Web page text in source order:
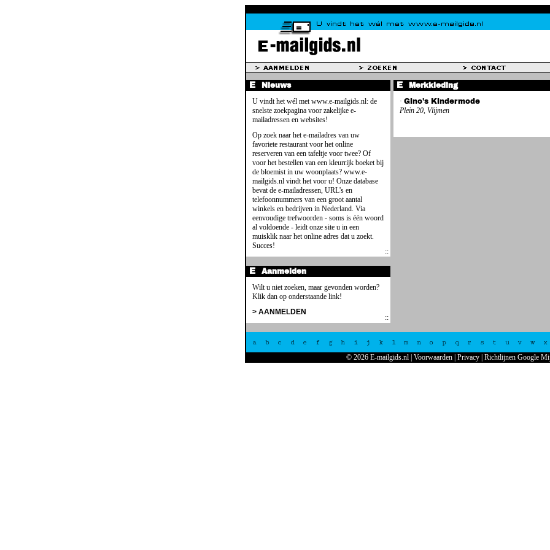
Nieuws
U vindt het wél met www.e-mailgids.nl: de
snelste zoekpagina voor zakelijke e-
mailadressen en websites!
Op zoek naar het e-mailadres van uw
favoriete restaurant voor het online
reserveren van een tafeltje voor twee? Of
voor het bestellen van een kleurrijk boeket bij
de bloemist in uw woonplaats? www.e-
mailgids.nl vindt het voor u! Onze database
bevat de e-mailadressen, URL's en
telefoonnummers van een groot aantal
winkels en bedrijven in Nederland. Via
eenvoudige trefwoorden - soms is één woord
al voldoende - leidt onze site u in een
muisklik naar het online adres dat u zoekt.
Succes!
Aanmelden
Wilt u niet zoeken, maar gevonden worden?
Klik dan op onderstaande link!
> AANMELDEN
Merkkleding
· Gino's Kindermode
Plein 20, Vlijmen
a b c d e f g h i j k l m n o p q r s t u v w x
© 2026 E-mailgids.nl Voorwaarden Privacy Richtlijnen Google